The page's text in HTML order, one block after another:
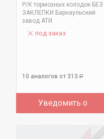
Р/К тормозных колодок БЕЗ
ЗАКЛЕПКИ Барнаульский
завод АТИ
под заказ
10 аналогов от 313 Р
Уведомить о